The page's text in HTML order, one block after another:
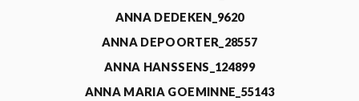
ANNA DEDEKEN_9620
ANNA DEPOORTER_28557
ANNA HANSSENS_124899
ANNA MARIA GOEMINNE_55143